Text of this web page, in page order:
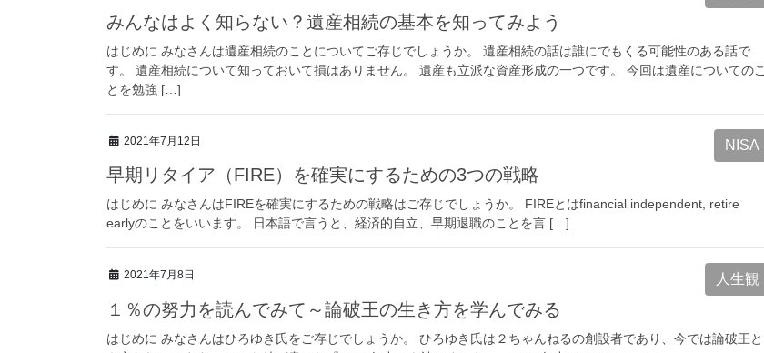
みんなはよく知らない？遺産相続の基本を知ってみよう
はじめに みなさんは遺産相続のことについてご存じでしょうか。 遺産相続の話は誰にでもくる可能性のある話で
す。 遺産相続について知っておいて損はありません。 遺産も立派な資産形成の一つです。 今回は遺産についてのこ
とを勉強 […]
2021年7月12日 NISA
早期リタイア（FIRE）を確実にするための3つの戦略
はじめに みなさんはFIREを確実にするための戦略はご存じでしょうか。 FIREとはfinancial independent, retire
earlyのことをいいます。 日本語で言うと、経済的自立、早期退職のことを言 […]
2021年7月8日 人生観
１％の努力を読んでみて～論破王の生き方を学んでみる
はじめに みなさんはひろゆき氏をご存じでしょうか。 ひろゆき氏は２ちゃんねるの創設者であり、今では論破王と